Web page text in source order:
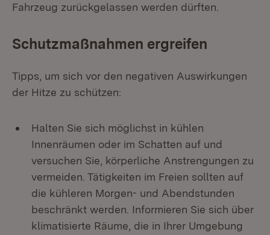
Fahrzeug zurückgelassen werden dürften.
Schutzmaßnahmen ergreifen
Tipps, um sich vor den negativen Auswirkungen
der Hitze zu schützen:
Halten Sie sich möglichst in kühlen
Innenräumen oder im Schatten auf und
versuchen Sie, körperliche Anstrengungen zu
vermeiden. Tätigkeiten im Freien sollten auf
die kühleren Morgen- und Abendstunden
beschränkt werden. Informieren Sie sich über
klimatisierte Räume, die in Ihrer Umgebung